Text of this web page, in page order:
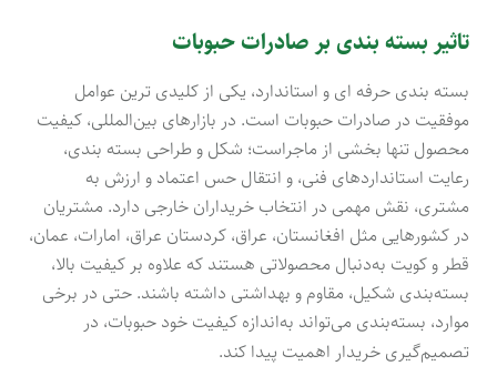
تاثیر بسته بندی بر صادرات حبوبات
بسته بندی حرفه ای و استاندارد، یکی از کلیدی ترین عوامل
موفقیت در صادرات حبوبات است. در بازارهای بین‌المللی، کیفیت
محصول تنها بخشی از ماجراست؛ شکل و طراحی بسته بندی،
رعایت استانداردهای فنی، و انتقال حس اعتماد و ارزش به
مشتری، نقش مهمی در انتخاب خریداران خارجی دارد. مشتریان
در کشورهایی مثل افغانستان، عراق، کردستان عراق، امارات، عمان،
قطر و کویت به‌دنبال محصولاتی هستند که علاوه بر کیفیت بالا،
بسته‌بندی شکیل، مقاوم و بهداشتی داشته باشند. حتی در برخی
موارد، بسته‌بندی می‌تواند به‌اندازه کیفیت خود حبوبات، در
تصمیم‌گیری خریدار اهمیت پیدا کند.